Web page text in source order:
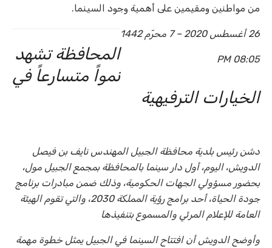
من مواطنين ومقيمين على أهمية وجود السينما.
26 أغسطس 2020 – 7 محرّم 1442
08:05 PM
المحافظة تشهد
نمواً متسارعاً في
الخيارات الترفيهية
دشن رئيس بلدية محافظة الجبيل المهندس نايف بن فيصل
الدويش، اليوم، أول دار سينما بالمحافظة بمجمع الجبيل مول،
بحضور مسؤولي الجهات الحكومية، وذلك ضمن مبادرات برنامج
جودة الحياة، أحد برامج رؤية المملكة 2030، والتي تقوم الهيئة
العامة للإعلام المرئي والمسموع بتنفيذها
وأوضح الدويش أن افتتاح السينما في الجبيل يمثل خطوة مهمة